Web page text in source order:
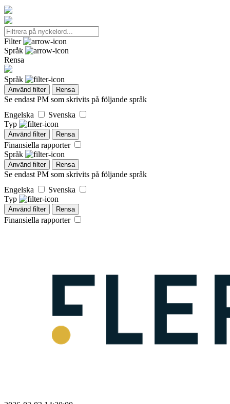
Filter
Språk
Rensa
Språk
Använd filter Rensa
Se endast PM som skrivits på följande språk
Engelska
Svenska
Typ
Använd filter Rensa
Finansiella rapporter
Språk
Använd filter Rensa
Se endast PM som skrivits på följande språk
Engelska
Svenska
Typ
Använd filter Rensa
Finansiella rapporter